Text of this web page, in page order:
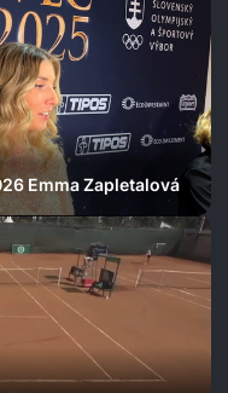
Emma Zapletalová